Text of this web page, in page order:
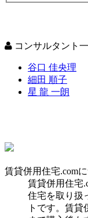
コンサルタント
谷口 佳央理
細田 順子
星 龍 一朗
賃貸併用住宅.com
賃貸併用住宅
住宅を取り扱
トです。賃